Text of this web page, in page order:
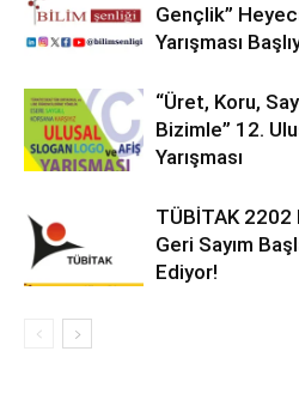
Gençlik”
Yarışması
“Üret, Koru,
Bizimle” 12.
Yarışması
TÜBİTAK 2202
Geri Sayım
Ediyor!